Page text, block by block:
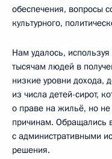
обеспечения, вопросы
культурного,
Нам удалось,
тысячам людей в
низкие уровни дохода,
из числа детей-сирот,
о праве на жильё, но
причинам. Обращались
с административными
решения.